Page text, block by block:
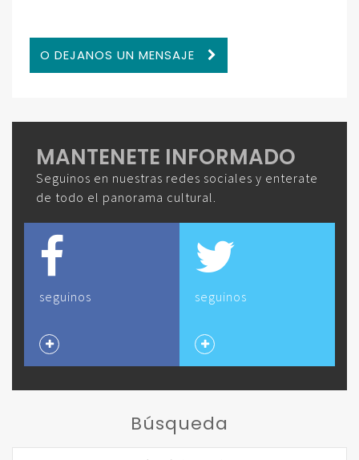
O DEJANOS UN MENSAJE
MANTENETE INFORMADO
Seguinos en nuestras redes sociales y enterate
de todo el panorama cultural.
seguinos seguinos
Búsqueda